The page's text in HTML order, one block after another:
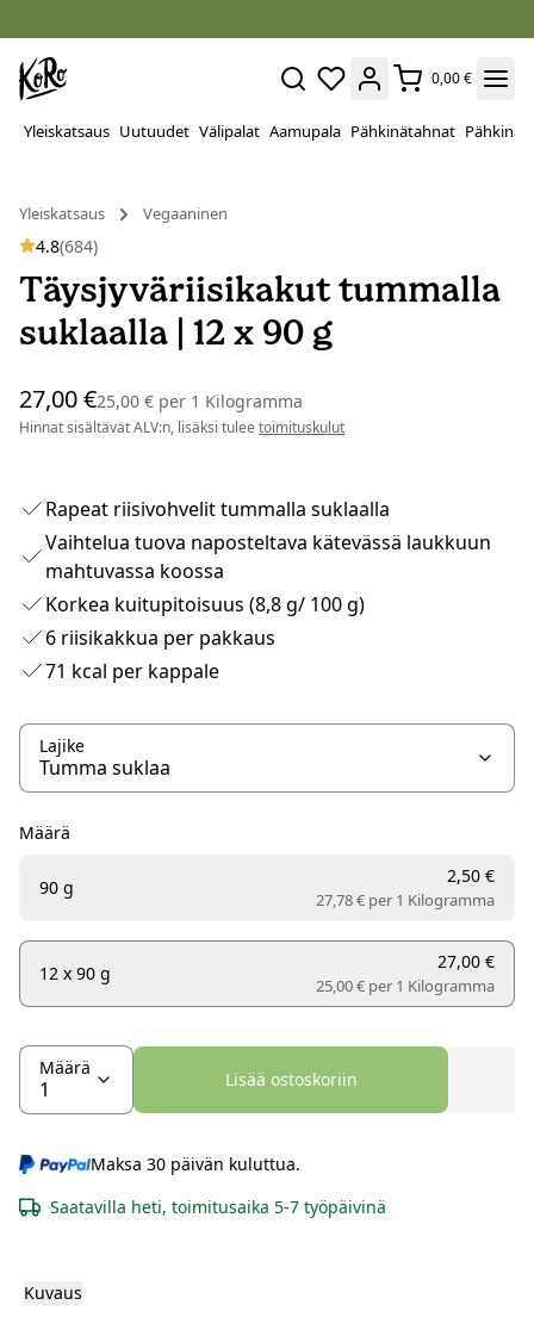
0,00 €
Yleiskatsaus Uutuudet Välipalat Aamupala Pähkinätahnat Pähkinät
Yleiskatsaus Vegaaninen
4.8(684)
Täysjyväriisikakut tummalla
suklaalla | 12 x 90 g
27,00 €25,00 € per 1 Kilogramma
Hinnat sisältävät ALV:n, lisäksi tulee toimituskulut
Rapeat riisivohvelit tummalla suklaalla
Vaihtelua tuova naposteltava kätevässä laukkuun
mahtuvassa koossa
Korkea kuitupitoisuus (8,8 g/ 100 g)
6 riisikakkua per pakkaus
71 kcal per kappale
Lajike
Määrä
90 g
2,50 €
27,78 € per 1 Kilogramma
12 x 90 g
27,00 €
25,00 € per 1 Kilogramma
Määrä
Lisää ostoskoriin
Maksa 30 päivän kuluttua.
Saatavilla heti, toimitusaika 5-7 työpäivinä
Kuvaus